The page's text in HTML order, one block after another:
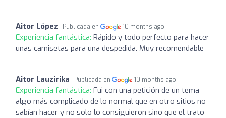
Aitor López Publicada en 10 months ago
Experiencia fantástica: Rápido y todo perfecto para hacer
unas camisetas para una despedida. Muy recomendable
Aitor Lauzirika Publicada en 10 months ago
Experiencia fantástica: Fui con una petición de un tema
algo más complicado de lo normal que en otro sitios no
sabían hacer y no solo lo consiguieron sino que el trato